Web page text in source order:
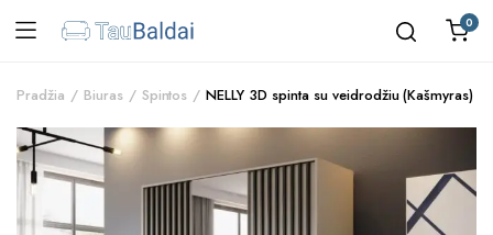
0
Pradžia Biuras Spintos NELLY 3D spinta su veidrodžiu (Kašmyras)